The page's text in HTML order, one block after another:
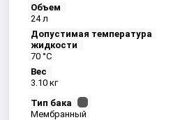
Объем
24 л
Допустимая температура
жидкости
70 °С
Вес
3.10 кг
Тип бака
Мембранный